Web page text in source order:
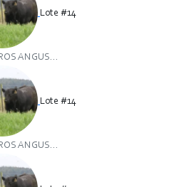
Lote #14
ANGUS...
Lote #14
ANGUS...